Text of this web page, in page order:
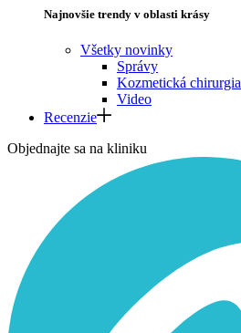
Najnovšie trendy v oblasti krásy
Všetky novinky
Správy
Kozmetická chirurgia
Video
Recenzie
Objednajte sa na kliniku